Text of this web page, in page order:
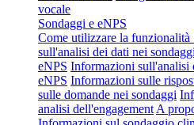
vocale
Sondaggi e eNPS
Come utilizzare la funzionalità
sull'analisi dei dati nei sondaggi
eNPS Informazioni sull'analisi
eNPS Informazioni sulle
sulle domande nei sondaggi
analisi dell'engagement A